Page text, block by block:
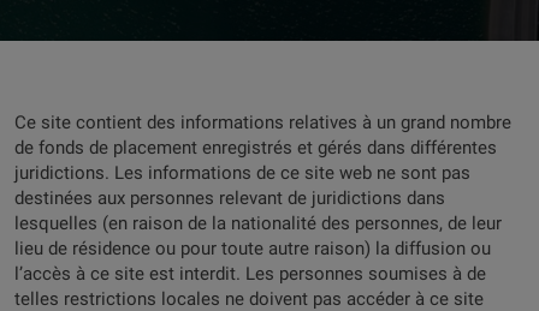
Ce site contient des informations relatives à un grand nombre
de fonds de placement enregistrés et gérés dans différentes
juridictions. Les informations de ce site web ne sont pas
destinées aux personnes relevant de juridictions dans
lesquelles (en raison de la nationalité des personnes, de leur
lieu de résidence ou pour toute autre raison) la diffusion ou
l’accès à ce site est interdit. Les personnes soumises à de
telles restrictions locales ne doivent pas accéder à ce site